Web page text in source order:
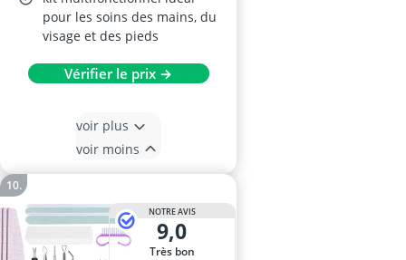
pour les soins des mains, du
visage et des pieds
Vérifier le prix →
voir plus
voir moins
NOTRE AVIS
9,0
Très bon